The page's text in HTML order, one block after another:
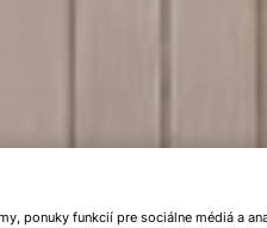
ponuky funkcií pre sociálne médiá a